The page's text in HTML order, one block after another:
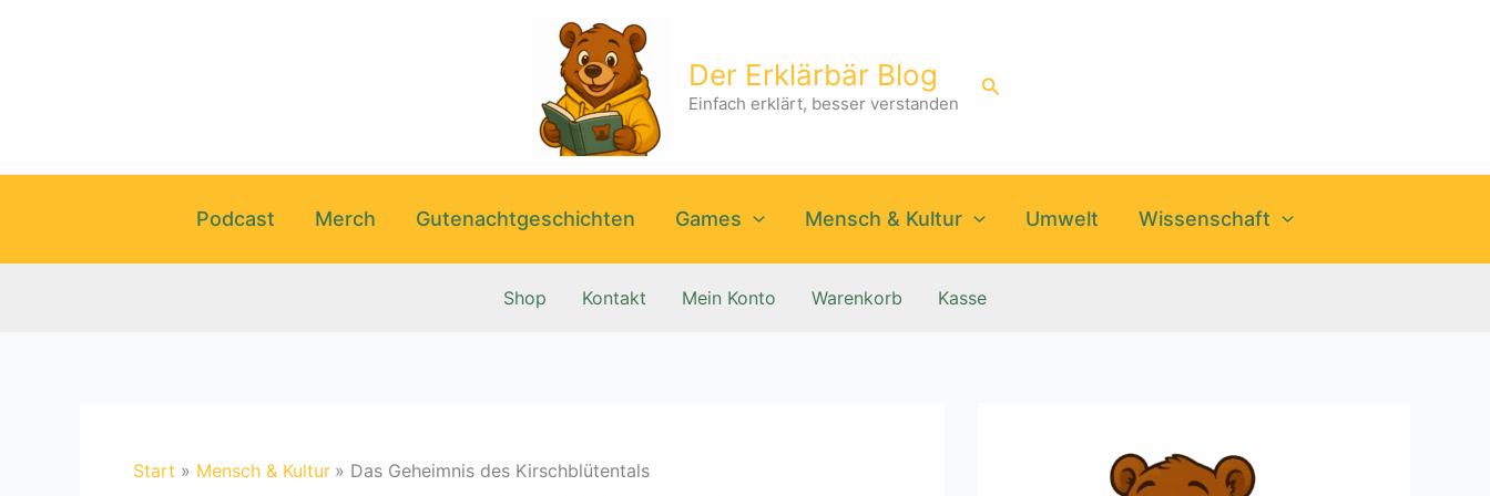
Der Erklärbär Blog
Einfach erklärt, besser verstanden
Suchen
Podcast Merch Gutenachtgeschichten Games Mensch & Kultur Umwelt Wissenschaft
Shop Kontakt Mein Konto Warenkorb Kasse
Start Mensch & Kultur Das Geheimnis des Kirschblütentals